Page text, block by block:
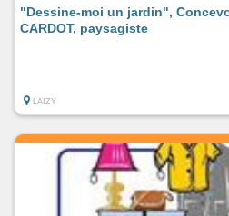
"Dessine-moi un jardin",
CARDOT, paysagiste
LAIZY